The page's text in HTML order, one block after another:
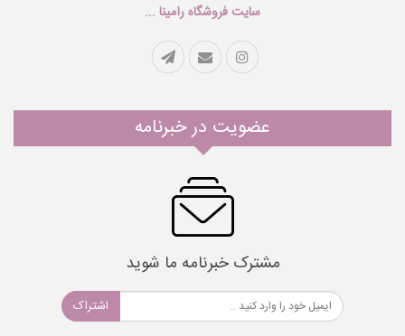
سایت فروشگاه رامینا ...
عضویت در خبرنامه
مشترک خبرنامه ما شوید
اشتراک